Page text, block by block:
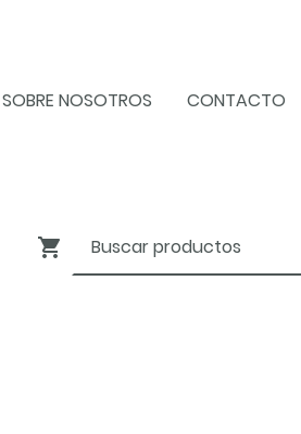
SOBRE NOSOTROS CONTACTO